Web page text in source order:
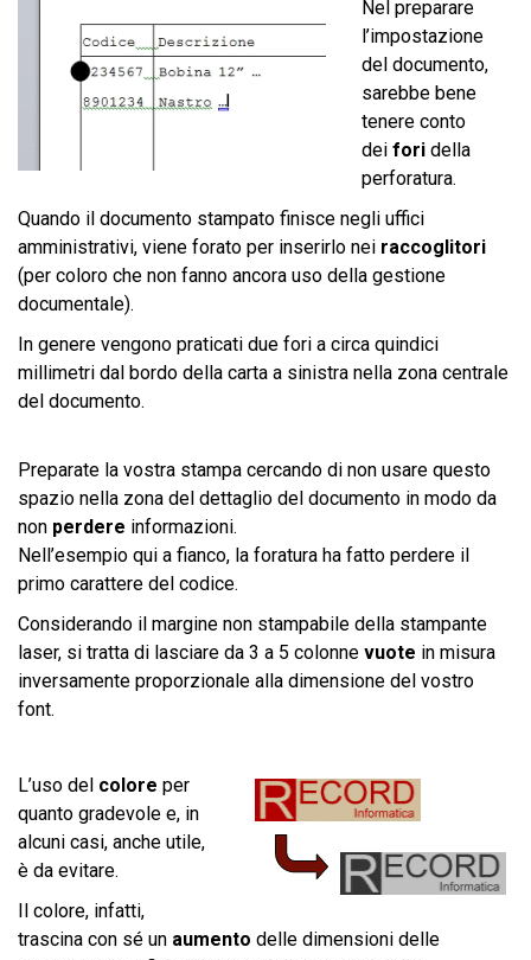
Nel preparare
l’impostazione
del documento,
sarebbe bene
tenere conto
dei fori della
perforatura.
Quando il documento stampato finisce negli uffici
amministrativi, viene forato per inserirlo nei raccoglitori
(per coloro che non fanno ancora uso della gestione
documentale).
In genere vengono praticati due fori a circa quindici
millimetri dal bordo della carta a sinistra nella zona centrale
del documento.
Preparate la vostra stampa cercando di non usare questo
spazio nella zona del dettaglio del documento in modo da
non perdere informazioni.
Nell’esempio qui a fianco, la foratura ha fatto perdere il
primo carattere del codice.
Considerando il margine non stampabile della stampante
laser, si tratta di lasciare da 3 a 5 colonne vuote in misura
inversamente proporzionale alla dimensione del vostro
font.
L’uso del colore per
quanto gradevole e, in
alcuni casi, anche utile,
è da evitare.
Il colore, infatti,
trascina con sé un aumento delle dimensioni delle